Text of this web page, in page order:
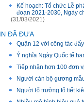
Kế hoạch: Tổ chức Lễ
đoạn 2021-2030, Ngày
(31/03/2021)
ĐÃ ĐƯA
Quận 12 với công tác
Ý nghĩa Ngày Quốc tế
Tiếp nhận hơn 100 đơn
Người cán bộ gương
Người tổ trưởng tổ tiết